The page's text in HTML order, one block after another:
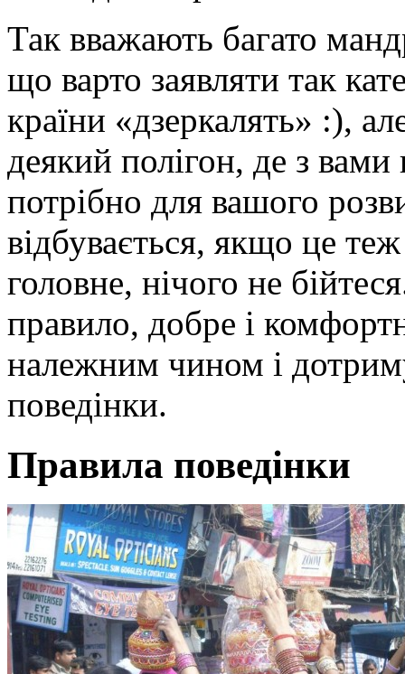
Так вважають багато
що варто заявляти так
країни «дзеркалять» :),
деякий полігон, де з
потрібно для вашого
відбувається, якщо це
головне, нічого не
правило, добре і
належним чином і
поведінки.
Правила поведінки